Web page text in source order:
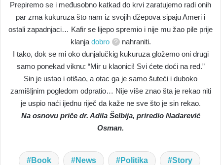
Prepiremo se i međusobno katkad do krvi zaratujemo radi onih
par zrna kukuruza što nam iz svojih džepova sipaju Ameri i
ostali zapadnjaci… Kafir se lijepo spremio i nije mu žao pile prije
klanja dobro
nahraniti.
I tako, dok se mi oko dunjalučkig kukuruza gložemo oni drugi
samo ponekad viknu: “Mir u klaonici! Svi ćete doći na red.”
Sin je ustao i otišao, a otac ga je samo šuteći i duboko
zamišljnim pogledom odpratio… Nije više znao šta je rekao niti
je uspio naći ijednu riječ da kaže ne sve što je sin rekao.
Na osnovu priče dr. Adila Šelbija, priredio Nadarević
Osman.
Book News Politika Story